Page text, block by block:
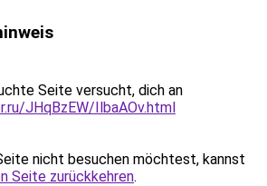
Seite versucht, dich an
JHqBzEW/IlbaAOv.html
nicht besuchen möchtest, kannst
Seite zurückkehren.